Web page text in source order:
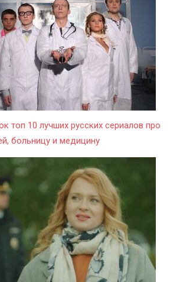
топ 10 лучших русских сериалов про
больницу и медицину